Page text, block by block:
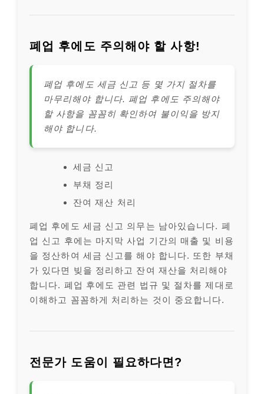
폐업 후에도 주의해야 할 사항!
폐업 후에도 세금 신고 등 몇 가지 절차를
마무리해야 합니다. 폐업 후에도 주의해야
할 사항을 꼼꼼히 확인하여 불이익을 방지
해야 합니다.
세금 신고
부채 정리
잔여 재산 처리
폐업 후에도 세금 신고 의무는 남아있습니다. 폐
업 신고 후에는 마지막 사업 기간의 매출 및 비용
을 정산하여 세금 신고를 해야 합니다. 또한 부채
가 있다면 빚을 정리하고 잔여 재산을 처리해야
합니다. 폐업 후에도 관련 법규 및 절차를 제대로
이해하고 꼼꼼하게 처리하는 것이 중요합니다.
전문가 도움이 필요하다면?